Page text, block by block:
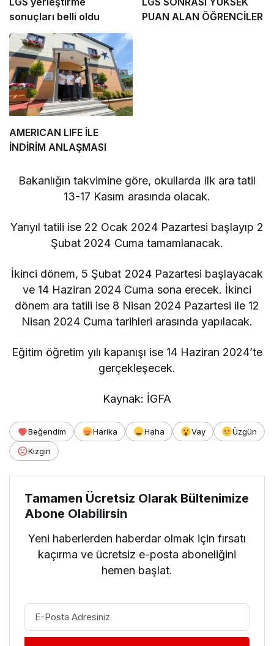
sonuçları belli oldu
PUAN ALAN ÖĞRENCİLER
AMERICAN LIFE İLE
İNDİRİM ANLAŞMASI
Bakanlığın takvimine göre, okullarda ilk ara tatil
13-17 Kasım arasında olacak.
Yarıyıl tatili ise 22 Ocak 2024 Pazartesi başlayıp 2
Şubat 2024 Cuma tamamlanacak.
İkinci dönem, 5 Şubat 2024 Pazartesi başlayacak
ve 14 Haziran 2024 Cuma sona erecek. İkinci
dönem ara tatili ise 8 Nisan 2024 Pazartesi ile 12
Nisan 2024 Cuma tarihleri arasında yapılacak.
Eğitim öğretim yılı kapanışı ise 14 Haziran 2024’te
gerçekleşecek.
Kaynak: İGFA
Beğendim Harika Haha Vay
Üzgün
Kızgın
Tamamen Ücretsiz Olarak Bültenimize
Abone Olabilirsin
Yeni haberlerden haberdar olmak için fırsatı
kaçırma ve ücretsiz e-posta aboneliğini
hemen başlat.